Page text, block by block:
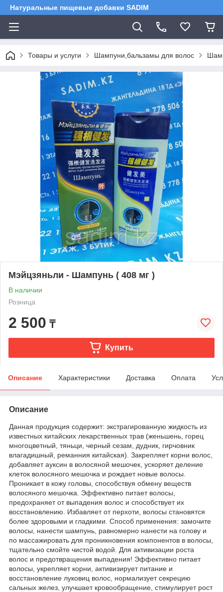
Натуральные пищевые добавки SADIM
Товары и услуги Шампуни,бальзамы для волос
Мэйцзяньли - Шампунь ( 408 мг )
В наличии
Розница
2 500 ₸
Купить
Описание Характеристики Доставка Оплата
Описание
Данная продукция содержит: экстрагированную жидкость из
известных китайских лекарственных трав (женьшень, горец
многоцветный, тяньци, черный сезам, дудник, гирчовник
влагадишный, реманния китайская). Закрепляет корни волос,
добавляет ауксин в волосяной мешочек, ускоряет деление
клеток волосяного мешочка и рождает новые волосы.
Проникает в кожу головы, способствуя обмену веществ
волосяного мешочка. Эффективно питает волосы,
предохраняет от выпадения волос и способствует их
восстановлению. Избавляет от перхоти, волосы становятся
более здоровыми и гладкими. Способ применения: замочите
волосы, нанести шампунь, равномерно нанести на голову и
по массажировать для проникновения компонентов в волосы,
тщательно смойте чистой водой. Для активизации роста
волос и предотвращения выпадения! Эффективно питает
волосы, укрепляет корни, активизирует питание и
восстановление луковиц волос, нормализует секрецию
сальных желез, улучшает кровообращение, стимулирует рост